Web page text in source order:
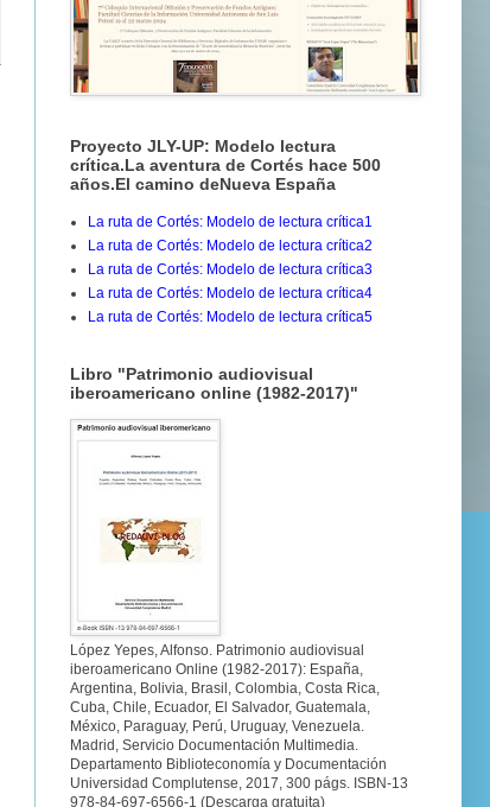
Proyecto JLY-UP: Modelo lectura
crítica.La aventura de Cortés hace 500
años.El camino deNueva España
La ruta de Cortés: Modelo de lectura crítica1
La ruta de Cortés: Modelo de lectura crítica2
La ruta de Cortés: Modelo de lectura crítica3
La ruta de Cortés: Modelo de lectura crítica4
La ruta de Cortés: Modelo de lectura crítica5
Libro "Patrimonio audiovisual
iberoamericano online (1982-2017)"
López Yepes, Alfonso. Patrimonio audiovisual
iberoamericano Online (1982-2017): España,
Argentina, Bolivia, Brasil, Colombia, Costa Rica,
Cuba, Chile, Ecuador, El Salvador, Guatemala,
México, Paraguay, Perú, Uruguay, Venezuela.
Madrid, Servicio Documentación Multimedia.
Departamento Biblioteconomía y Documentación
Universidad Complutense, 2017, 300 págs. ISBN-13
978-84-697-6566-1 (Descarga gratuita)